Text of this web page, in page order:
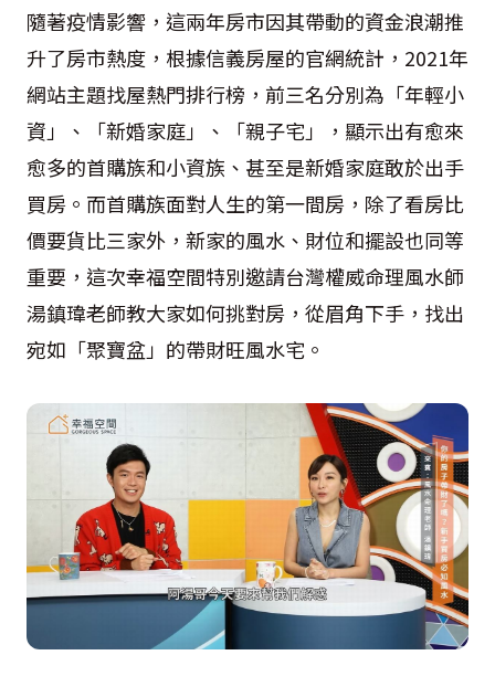
隨著疫情影響，這兩年房市因其帶動的資金浪潮推
升了房市熱度，根據信義房屋的官網統計，2021年
網站主題找屋熱門排行榜，前三名分別為「年輕小
資」、「新婚家庭」、「親子宅」，顯示出有愈來
愈多的首購族和小資族、甚至是新婚家庭敢於出手
買房。而首購族面對人生的第一間房，除了看房比
價要貨比三家外，新家的風水、財位和擺設也同等
重要，這次幸福空間特別邀請台灣權威命理風水師
湯鎮瑋老師教大家如何挑對房，從眉角下手，找出
宛如「聚寶盆」的帶財旺風水宅。